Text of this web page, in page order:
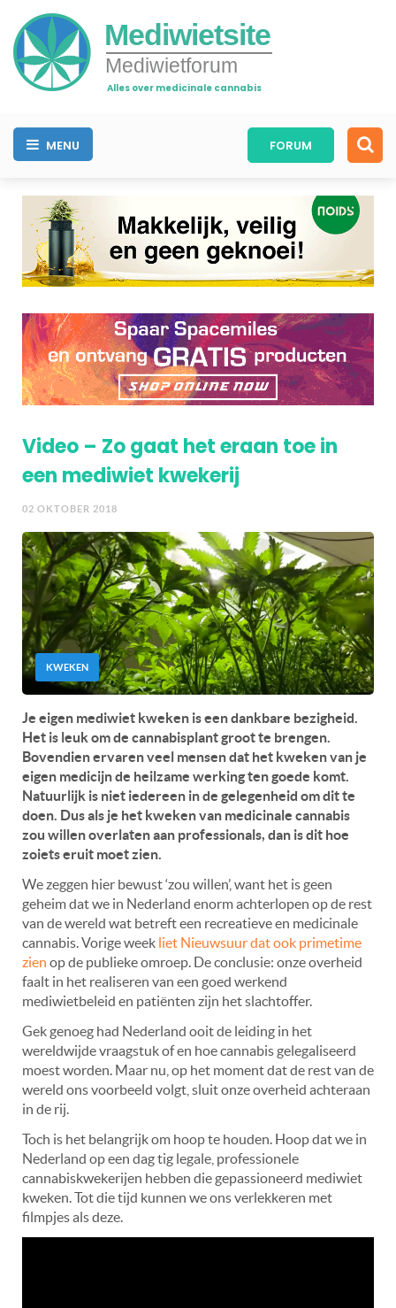
Mediwietsite
Mediwietforum
Alles over medicinale cannabis
MENU FORUM
Video – Zo gaat het eraan toe in
een mediwiet kwekerij
02 OKTOBER 2018
KWEKEN
Je eigen mediwiet kweken is een dankbare bezigheid.
Het is leuk om de cannabisplant groot te brengen.
Bovendien ervaren veel mensen dat het kweken van je
eigen medicijn de heilzame werking ten goede komt.
Natuurlijk is niet iedereen in de gelegenheid om dit te
doen. Dus als je het kweken van medicinale cannabis
zou willen overlaten aan professionals, dan is dit hoe
zoiets eruit moet zien.
We zeggen hier bewust ‘zou willen’, want het is geen
geheim dat we in Nederland enorm achterlopen op de rest
van de wereld wat betreft een recreatieve en medicinale
cannabis. Vorige week liet Nieuwsuur dat ook primetime
zien op de publieke omroep. De conclusie: onze overheid
faalt in het realiseren van een goed werkend
mediwietbeleid en patiënten zijn het slachtoffer.
Gek genoeg had Nederland ooit de leiding in het
wereldwijde vraagstuk of en hoe cannabis gelegaliseerd
moest worden. Maar nu, op het moment dat de rest van de
wereld ons voorbeeld volgt, sluit onze overheid achteraan
in de rij.
Toch is het belangrijk om hoop te houden. Hoop dat we in
Nederland op een dag tig legale, professionele
cannabiskwekerijen hebben die gepassioneerd mediwiet
kweken. Tot die tijd kunnen we ons verlekkeren met
filmpjes als deze.